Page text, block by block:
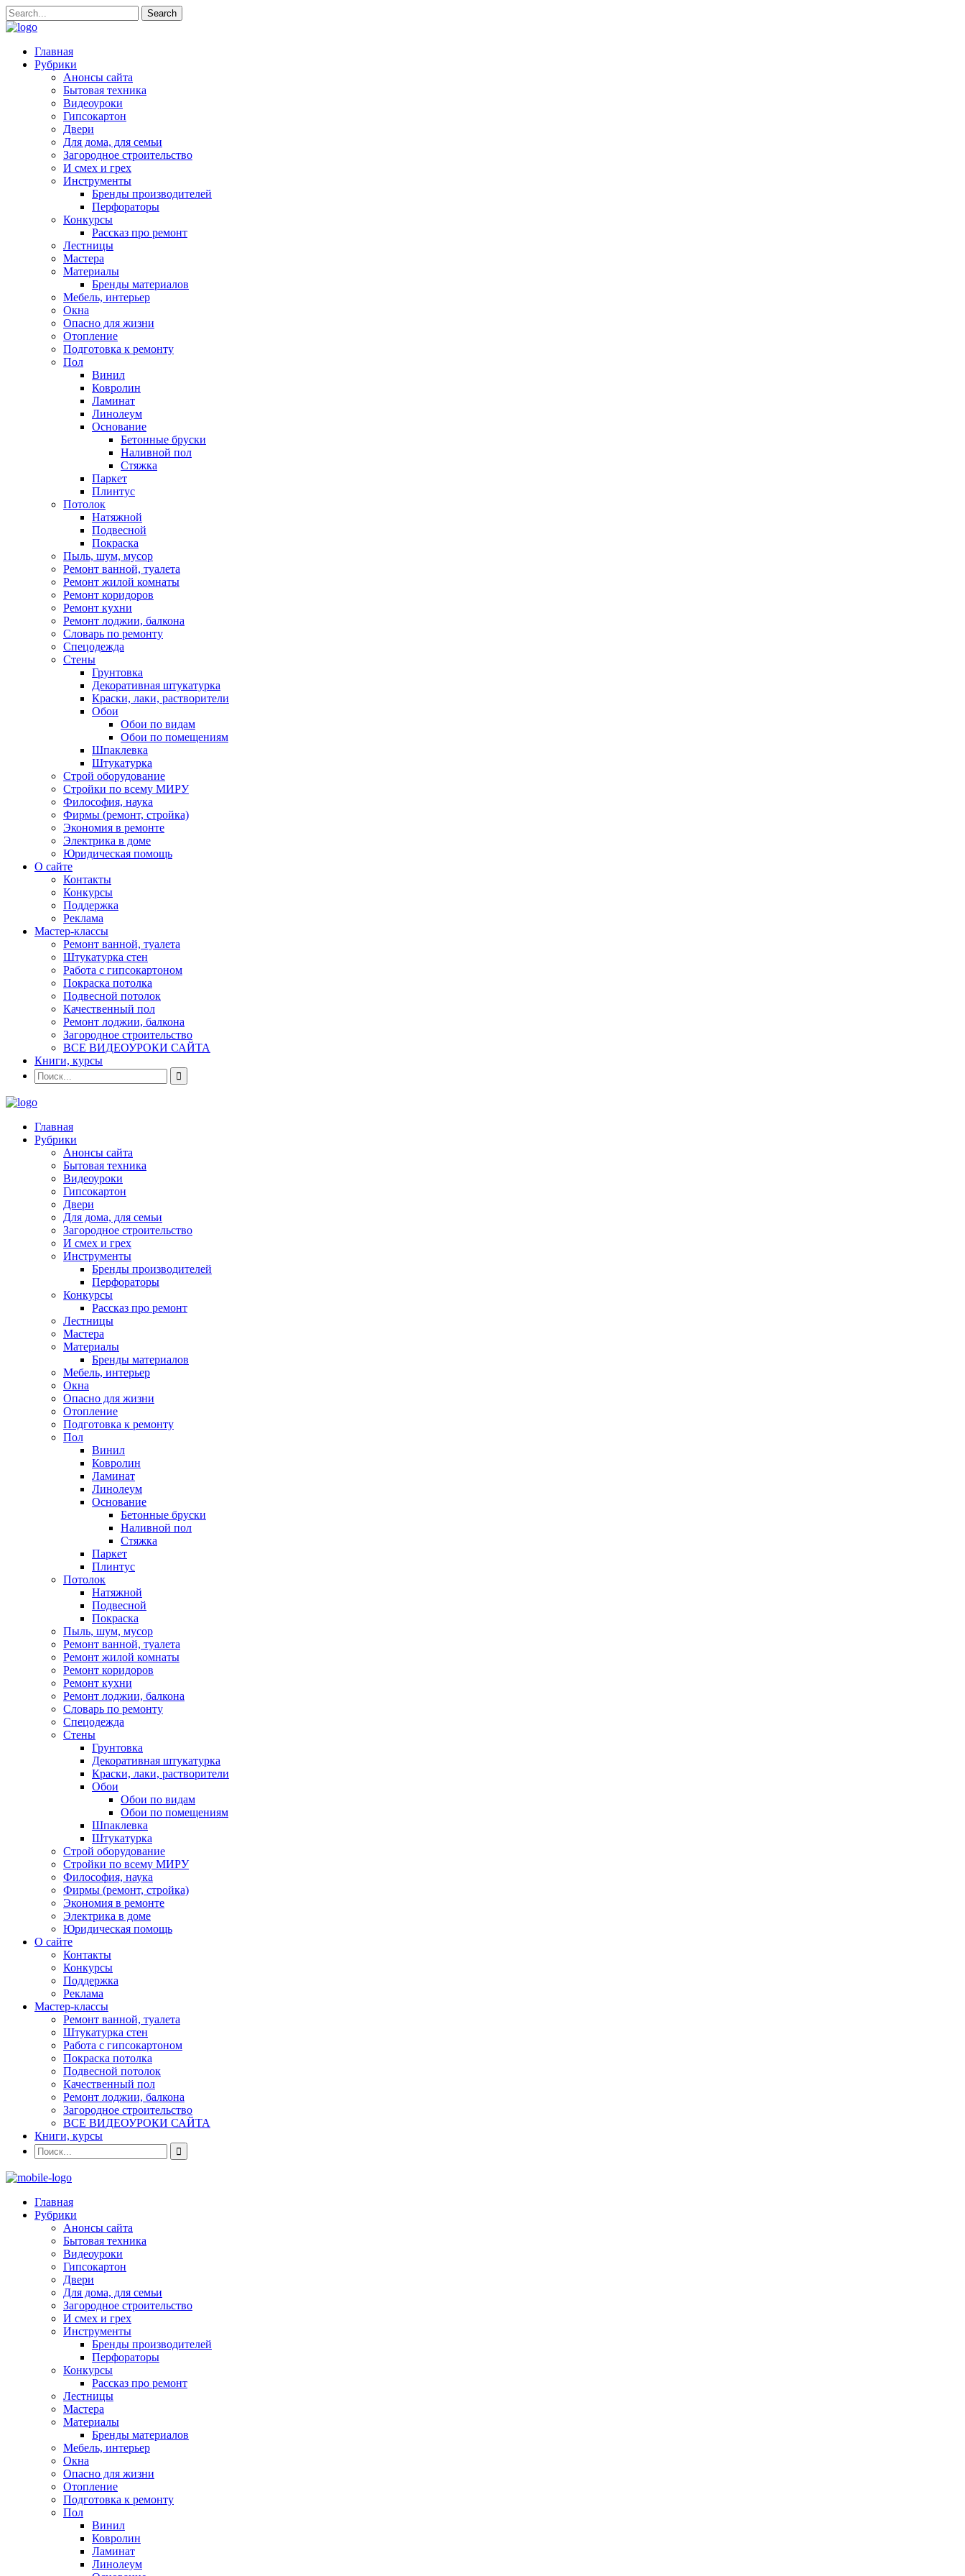
Главная
Рубрики
Анонсы сайта
Бытовая техника
Видеоуроки
Гипсокартон
Двери
Для дома, для семьи
Загородное строительство
И смех и грех
Инструменты
Бренды производителей
Перфораторы
Конкурсы
Рассказ про ремонт
Лестницы
Мастера
Материалы
Бренды материалов
Мебель, интерьер
Окна
Опасно для жизни
Отопление
Подготовка к ремонту
Пол
Винил
Ковролин
Ламинат
Линолеум
Основание
Бетонные бруски
Наливной пол
Стяжка
Паркет
Плинтус
Потолок
Натяжной
Подвесной
Покраска
Пыль, шум, мусор
Ремонт ванной, туалета
Ремонт жилой комнаты
Ремонт коридоров
Ремонт кухни
Ремонт лоджии, балкона
Словарь по ремонту
Спецодежда
Стены
Грунтовка
Декоративная штукатурка
Краски, лаки, растворители
Обои
Обои по видам
Обои по помещениям
Шпаклевка
Штукатурка
Строй оборудование
Стройки по всему МИРУ
Философия, наука
Фирмы (ремонт, стройка)
Экономия в ремонте
Электрика в доме
Юридическая помощь
О сайте
Контакты
Конкурсы
Поддержка
Реклама
Мастер-классы
Ремонт ванной, туалета
Штукатурка стен
Работа с гипсокартоном
Покраска потолка
Подвесной потолок
Качественный пол
Ремонт лоджии, балкона
Загородное строительство
ВСЕ ВИДЕОУРОКИ САЙТА
Книги, курсы
Главная
Рубрики
Анонсы сайта
Бытовая техника
Видеоуроки
Гипсокартон
Двери
Для дома, для семьи
Загородное строительство
И смех и грех
Инструменты
Бренды производителей
Перфораторы
Конкурсы
Рассказ про ремонт
Лестницы
Мастера
Материалы
Бренды материалов
Мебель, интерьер
Окна
Опасно для жизни
Отопление
Подготовка к ремонту
Пол
Винил
Ковролин
Ламинат
Линолеум
Основание
Бетонные бруски
Наливной пол
Стяжка
Паркет
Плинтус
Потолок
Натяжной
Подвесной
Покраска
Пыль, шум, мусор
Ремонт ванной, туалета
Ремонт жилой комнаты
Ремонт коридоров
Ремонт кухни
Ремонт лоджии, балкона
Словарь по ремонту
Спецодежда
Стены
Грунтовка
Декоративная штукатурка
Краски, лаки, растворители
Обои
Обои по видам
Обои по помещениям
Шпаклевка
Штукатурка
Строй оборудование
Стройки по всему МИРУ
Философия, наука
Фирмы (ремонт, стройка)
Экономия в ремонте
Электрика в доме
Юридическая помощь
О сайте
Контакты
Конкурсы
Поддержка
Реклама
Мастер-классы
Ремонт ванной, туалета
Штукатурка стен
Работа с гипсокартоном
Покраска потолка
Подвесной потолок
Качественный пол
Ремонт лоджии, балкона
Загородное строительство
ВСЕ ВИДЕОУРОКИ САЙТА
Книги, курсы
Главная
Рубрики
Анонсы сайта
Бытовая техника
Видеоуроки
Гипсокартон
Двери
Для дома, для семьи
Загородное строительство
И смех и грех
Инструменты
Бренды производителей
Перфораторы
Конкурсы
Рассказ про ремонт
Лестницы
Мастера
Материалы
Бренды материалов
Мебель, интерьер
Окна
Опасно для жизни
Отопление
Подготовка к ремонту
Пол
Винил
Ковролин
Ламинат
Линолеум